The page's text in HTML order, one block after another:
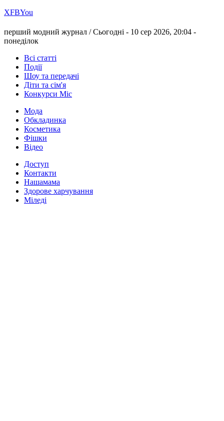
ХFBYou
перший модний журнал /Сьогодні - 10 сер 2026, 20:04 -
понеділок
Всі статті
Події
Шоу та передачі
Діти та сім'я
Конкурси Міс
Мода
Обкладинка
Косметика
Фішки
Відео
Доступ
Контакти
Нашамама
Здорове харчування
Міледі